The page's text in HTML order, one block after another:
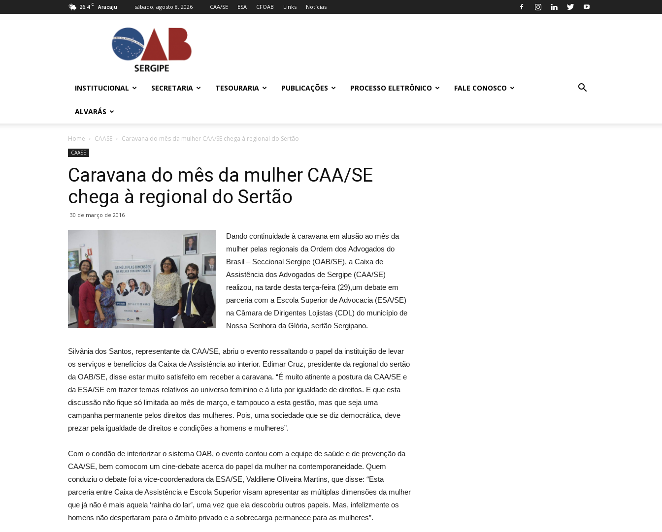
26.4 C Aracaju sábado, agosto 8, 2026 CAA/SE ESA CFOAB Links Notícias
OAB/SE
Ordem
do
INSTITUCIONAL SECRETARIA TESOURARIA PUBLICAÇÕES PROCESSO ELETRÔNICO FALE CONOSCO
ALVARÁS
Home CAASE Caravana do mês da mulher CAA/SE chega à regional do Sertão
CAASE
Caravana do mês da mulher CAA/SE
chega à regional do Sertão
30 de março de 2016
Dando continuidade à caravana em alusão ao mês da
mulher pelas regionais da Ordem dos Advogados do
Brasil – Seccional Sergipe (OAB/SE), a Caixa de
Assistência dos Advogados de Sergipe (CAA/SE)
realizou, na tarde desta terça-feira (29),um debate em
parceria com a Escola Superior de Advocacia (ESA/SE)
na Câmara de Dirigentes Lojistas (CDL) do município de
Nossa Senhora da Glória, sertão Sergipano.
Silvânia dos Santos, representante da CAA/SE, abriu o evento ressaltando o papel da instituição de levar
os serviços e benefícios da Caixa de Assistência ao interior. Edimar Cruz, presidente da regional do sertão
da OAB/SE, disse estar muito satisfeito em receber a caravana. “É muito atinente a postura da CAA/SE e
da ESA/SE em trazer temas relativos ao universo feminino e à luta por igualdade de direitos. E que esta
discussão não fique só limitada ao mês de março, e tampouco a esta gestão, mas que seja uma
campanha permanente pelos direitos das mulheres. Pois, uma sociedade que se diz democrática, deve
prezar pela igualdade de direitos e condições a homens e mulheres”.
Com o condão de interiorizar o sistema OAB, o evento contou com a equipe de saúde e de prevenção da
CAA/SE, bem comocom um cine-debate acerca do papel da mulher na contemporaneidade. Quem
conduziu o debate foi a vice-coordenadora da ESA/SE, Valdilene Oliveira Martins, que disse: “Esta
parceria entre Caixa de Assistência e Escola Superior visam apresentar as múltiplas dimensões da mulher
que já não é mais aquela ‘rainha do lar’, uma vez que ela descobriu outros papeis. Mas, infelizmente os
homens não despertaram para o âmbito privado e a sobrecarga permanece para as mulheres”.